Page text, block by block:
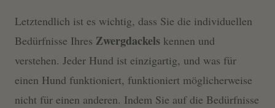
Letztendlich ist es wichtig, dass Sie die individuellen
Bedürfnisse Ihres Zwergdackels kennen und
verstehen. Jeder Hund ist einzigartig, und was für
einen Hund funktioniert, funktioniert möglicherweise
nicht für einen anderen. Indem Sie auf die Bedürfnisse